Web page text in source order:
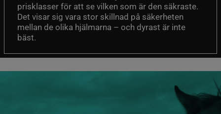
prisklasser för att se vilken som är den säkraste.
Det visar sig vara stor skillnad på säkerheten
mellan de olika hjälmarna – och dyrast är inte
bäst.